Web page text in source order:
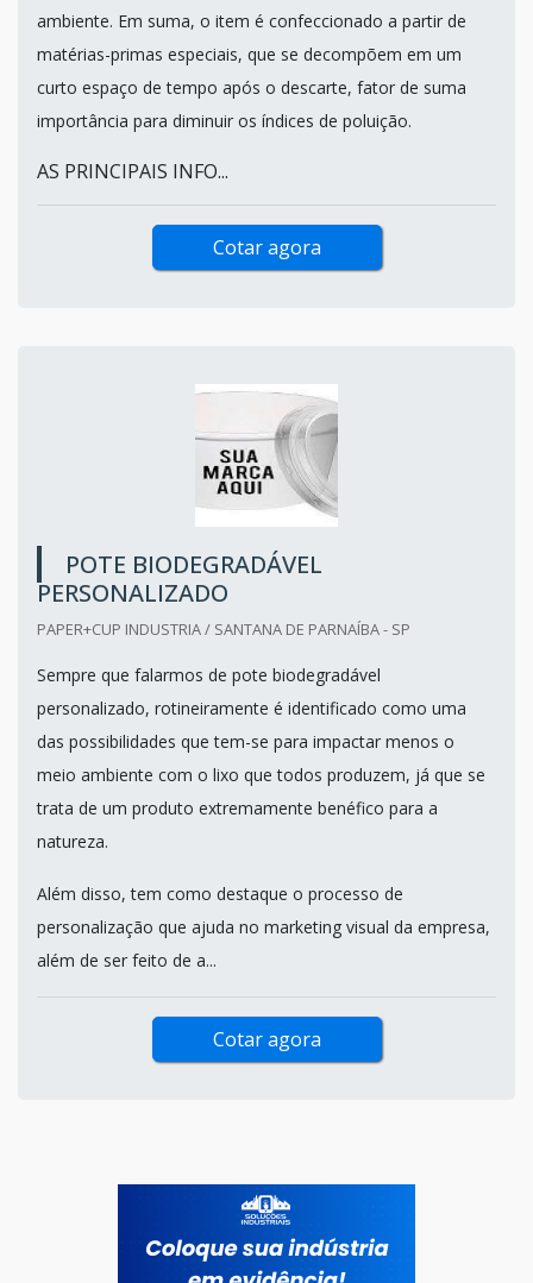
ambiente. Em suma, o item é confeccionado a partir de
matérias-primas especiais, que se decompõem em um
curto espaço de tempo após o descarte, fator de suma
importância para diminuir os índices de poluição.
AS PRINCIPAIS INFO...
Cotar agora
POTE BIODEGRADÁVEL
PERSONALIZADO
PAPER+CUP INDUSTRIA / SANTANA DE PARNAÍBA - SP
Sempre que falarmos de pote biodegradável
personalizado, rotineiramente é identificado como uma
das possibilidades que tem-se para impactar menos o
meio ambiente com o lixo que todos produzem, já que se
trata de um produto extremamente benéfico para a
natureza.
Além disso, tem como destaque o processo de
personalização que ajuda no marketing visual da empresa,
além de ser feito de a...
Cotar agora